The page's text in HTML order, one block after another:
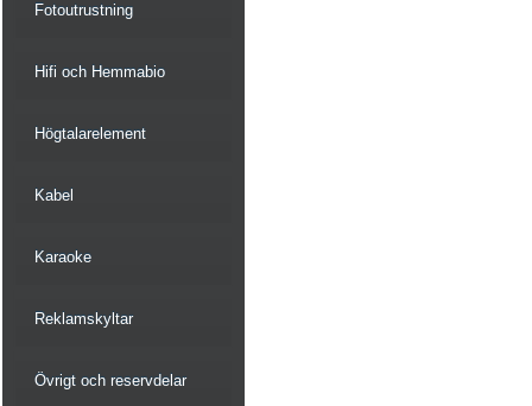
Fotoutrustning
Hifi och Hemmabio
Högtalarelement
Kabel
Karaoke
Reklamskyltar
Övrigt och reservdelar